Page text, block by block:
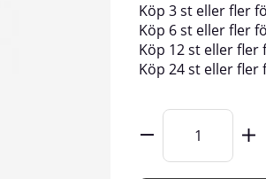
Köp 3 st eller fler
Köp 6 st eller fler
Köp 12 st eller fler
Köp 24 st eller fler